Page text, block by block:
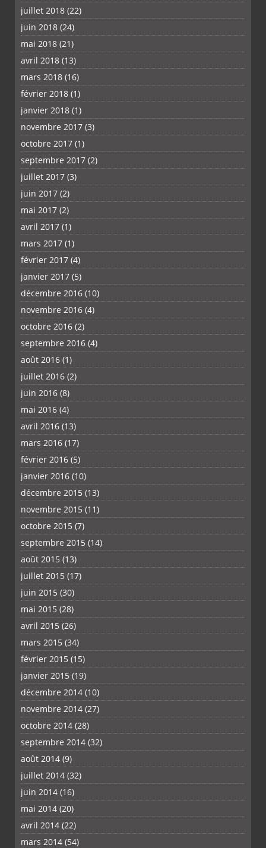
juillet 2018 (22)
juin 2018 (24)
mai 2018 (21)
avril 2018 (13)
mars 2018 (16)
février 2018 (1)
janvier 2018 (1)
novembre 2017 (3)
octobre 2017 (1)
septembre 2017 (2)
juillet 2017 (3)
juin 2017 (2)
mai 2017 (2)
avril 2017 (1)
mars 2017 (1)
février 2017 (4)
janvier 2017 (5)
décembre 2016 (10)
novembre 2016 (4)
octobre 2016 (2)
septembre 2016 (4)
août 2016 (1)
juillet 2016 (2)
juin 2016 (8)
mai 2016 (4)
avril 2016 (13)
mars 2016 (17)
février 2016 (5)
janvier 2016 (10)
décembre 2015 (13)
novembre 2015 (11)
octobre 2015 (7)
septembre 2015 (14)
août 2015 (13)
juillet 2015 (17)
juin 2015 (30)
mai 2015 (28)
avril 2015 (26)
mars 2015 (34)
février 2015 (15)
janvier 2015 (19)
décembre 2014 (10)
novembre 2014 (27)
octobre 2014 (28)
septembre 2014 (32)
août 2014 (9)
juillet 2014 (32)
juin 2014 (16)
mai 2014 (20)
avril 2014 (22)
mars 2014 (54)